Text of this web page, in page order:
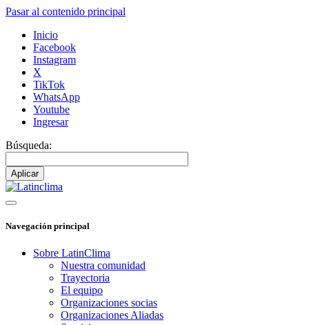
Pasar al contenido principal
Inicio
Facebook
Instagram
X
TikTok
WhatsApp
Youtube
Ingresar
Búsqueda:
Navegación principal
Sobre LatinClima
Nuestra comunidad
Trayectoria
El equipo
Organizaciones socias
Organizaciones Aliadas